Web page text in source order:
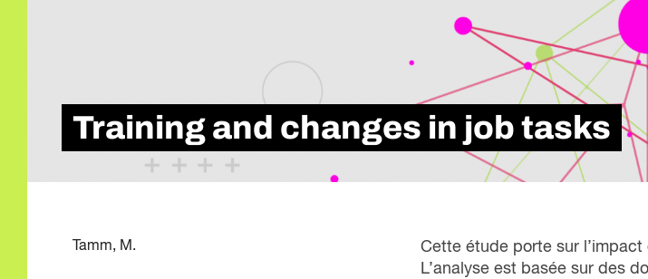
Microcertifications
Information sur le marché du travail
Innovation et mise à l’échelle
Secteurs
Services de
Apprentissage
Formation
Training and changes in job tasks
Tamm, M.
Cette étude porte sur
L’analyse est basée sur des